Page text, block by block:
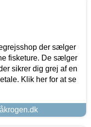
der sælger
fisketure. De sælger
sikrer dig grej af en
Klik her for at se